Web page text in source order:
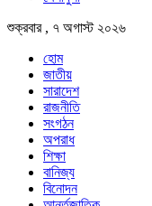
শুক্রবার , ৭ অগাস্ট ২০২৬
হোম
জাতীয়
সারাদেশ
রাজনীতি
সংগঠন
অপরাধ
শিক্ষা
বানিজ্য
বিনোদন